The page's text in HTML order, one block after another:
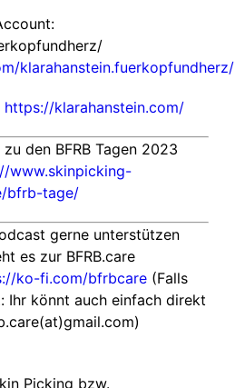
klarahanstein.fuerkopfundherz/
https://klarahanstein.com/
den BFRB Tagen 2023
www.skinpicking-
bfrb-tage/
gerne unterstützen
es zur BFRB.care
ko-fi.com/bfrbcare (Falls
Ihr könnt auch einfach direkt
Picking bzw.